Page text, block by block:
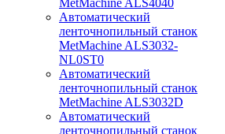
MetMachine ALS4040
Автоматический
ленточнопильный станок
MetMachine ALS3032-
NL0ST0
Автоматический
ленточнопильный станок
MetMachine ALS3032D
Автоматический
ленточнопильный станок